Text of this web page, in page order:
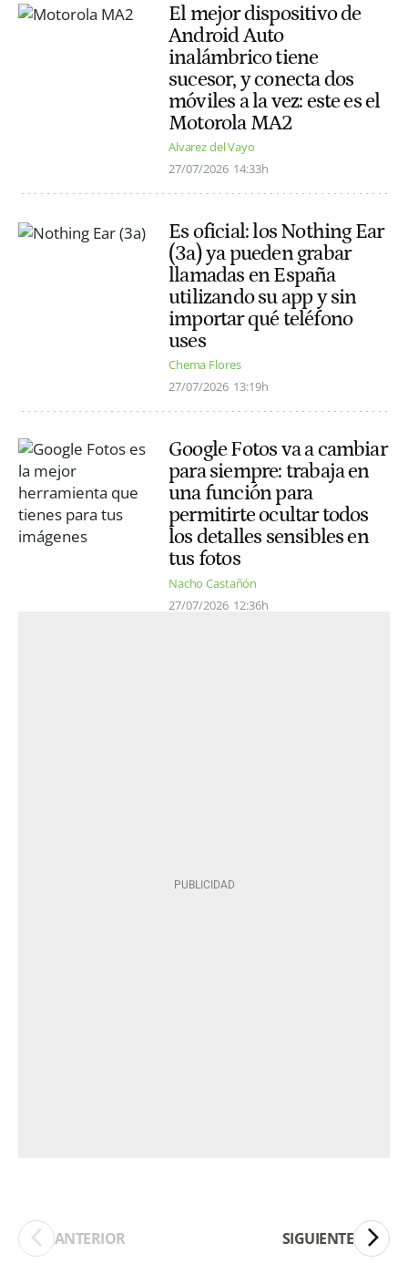
El mejor dispositivo de
Android Auto
inalámbrico tiene
sucesor, y conecta dos
móviles a la vez: este es el
Motorola MA2
Alvarez del Vayo
27/07/2026 14:33h
Es oficial: los Nothing Ear
(3a) ya pueden grabar
llamadas en España
utilizando su app y sin
importar qué teléfono
uses
Chema Flores
27/07/2026 13:19h
Google Fotos va a cambiar
para siempre: trabaja en
una función para
permitirte ocultar todos
los detalles sensibles en
tus fotos
Nacho Castañón
27/07/2026 12:36h
ANTERIOR SIGUIENTE